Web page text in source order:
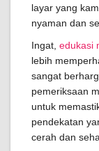
layar yang
nyaman dan
Ingat, edukasi
lebih
sangat
pemeriksaan
untuk
pendekatan
cerah dan